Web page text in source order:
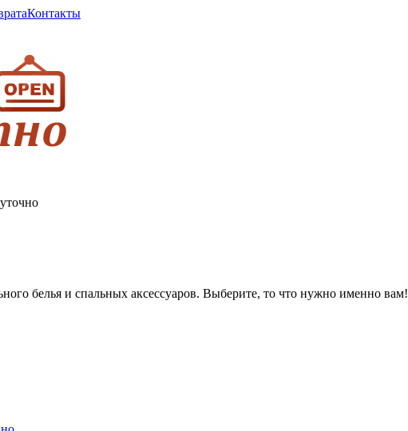
Контакты
белья и спальных аксессуаров. Выберите, то что нужно именно вам!